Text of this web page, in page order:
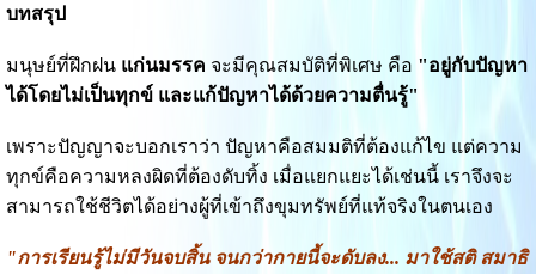
บทสรุป
มนุษย์ที่ฝึกฝน แก่นมรรค จะมีคุณสมบัติที่พิเศษ คือ "อยู่กับปัญหา
ได้โดยไม่เป็นทุกข์ และแก้ปัญหาได้ด้วยความตื่นรู้"
เพราะปัญญาจะบอกเราว่า ปัญหาคือสมมติที่ต้องแก้ไข แต่ความ
ทุกข์คือความหลงผิดที่ต้องดับทิ้ง เมื่อแยกแยะได้เช่นนี้ เราจึงจะ
สามารถใช้ชีวิตได้อย่างผู้ที่เข้าถึงขุมทรัพย์ที่แท้จริงในตนเอง
"การเรียนรู้ไม่มีวันจบสิ้น จนกว่ากายนี้จะดับลง... มาใช้สติ สมาธิ